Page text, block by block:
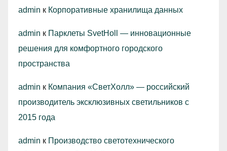
admin к Корпоративные хранилища данных
admin к Парклеты SvetHoll — инновационные
решения для комфортного городского
пространства
admin к Компания «СветХолл» — российский
производитель эксклюзивных светильников с
2015 года
admin к Производство светотехнического